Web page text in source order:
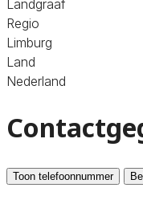
Landgraaf
Regio
Limburg
Land
Nederland
Toon telefoonnummer